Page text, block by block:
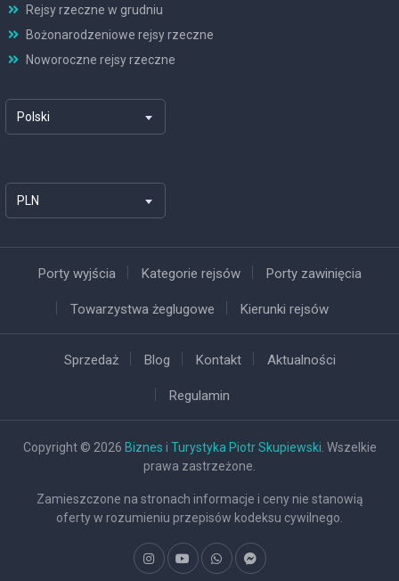
Rejsy rzeczne w grudniu
Bożonarodzeniowe rejsy rzeczne
Noworoczne rejsy rzeczne
Polski
PLN
Porty wyjścia Kategorie rejsów Porty zawinięcia
Towarzystwa żeglugowe Kierunki rejsów
Sprzedaż Blog Kontakt Aktualności
Regulamin
Copyright © 2026 Biznes i Turystyka Piotr Skupiewski . Wszelkie
prawa zastrzeżone.
Zamieszczone na stronach informacje i ceny nie stanowią
oferty w rozumieniu przepisów kodeksu cywilnego.